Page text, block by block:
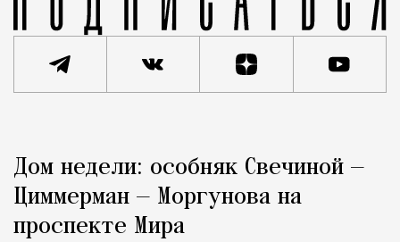
Город
Дом недели: особняк Свечиной —
Циммерман — Моргунова на
проспекте Мира